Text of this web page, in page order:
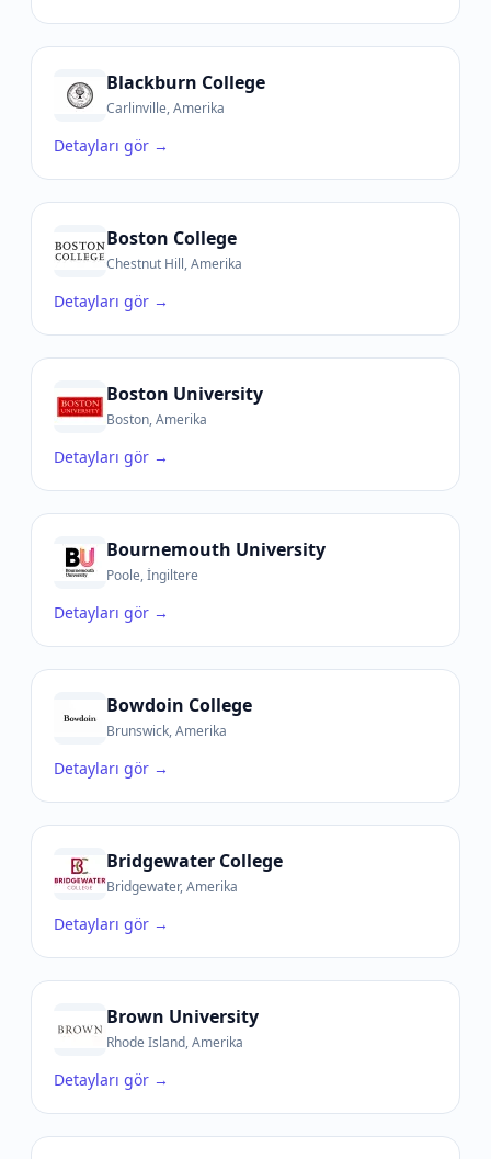
Blackburn College
Carlinville, Amerika
Detayları gör →
Boston College
Chestnut Hill, Amerika
Detayları gör →
Boston University
Boston, Amerika
Detayları gör →
Bournemouth University
Poole, İngiltere
Detayları gör →
Bowdoin College
Brunswick, Amerika
Detayları gör →
Bridgewater College
Bridgewater, Amerika
Detayları gör →
Brown University
Rhode Island, Amerika
Detayları gör →